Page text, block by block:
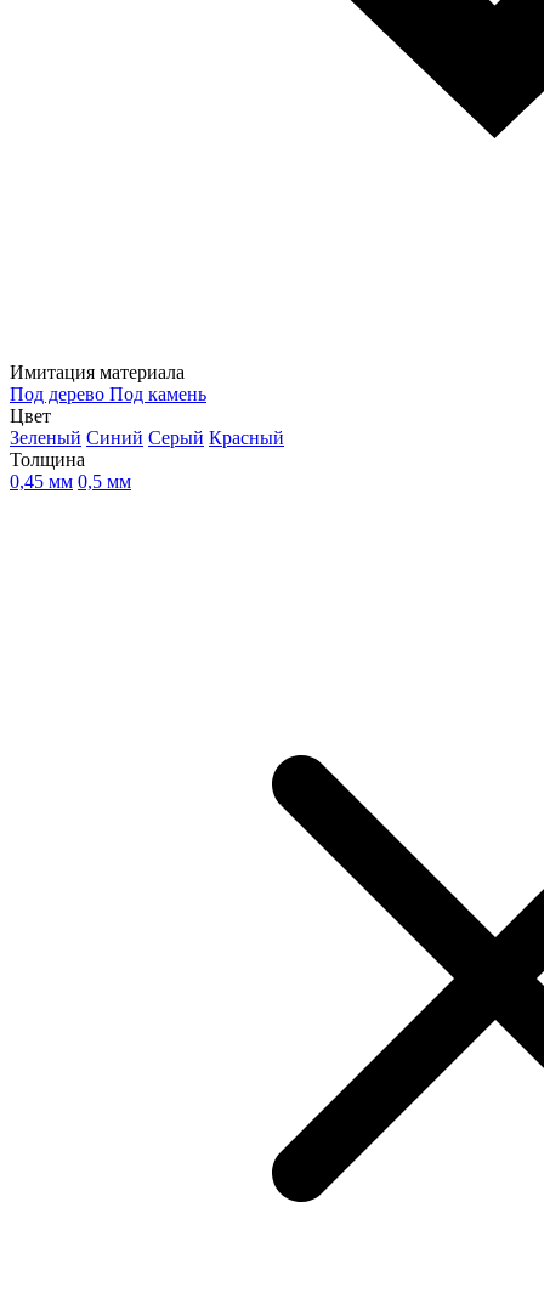
Имитация материала
Под дерево Под камень
Цвет
Зеленый Синий Серый Красный
Толщина
0,45 мм 0,5 мм